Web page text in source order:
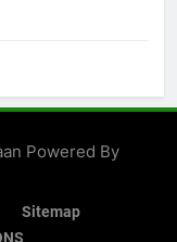
Powered By
Sitemap